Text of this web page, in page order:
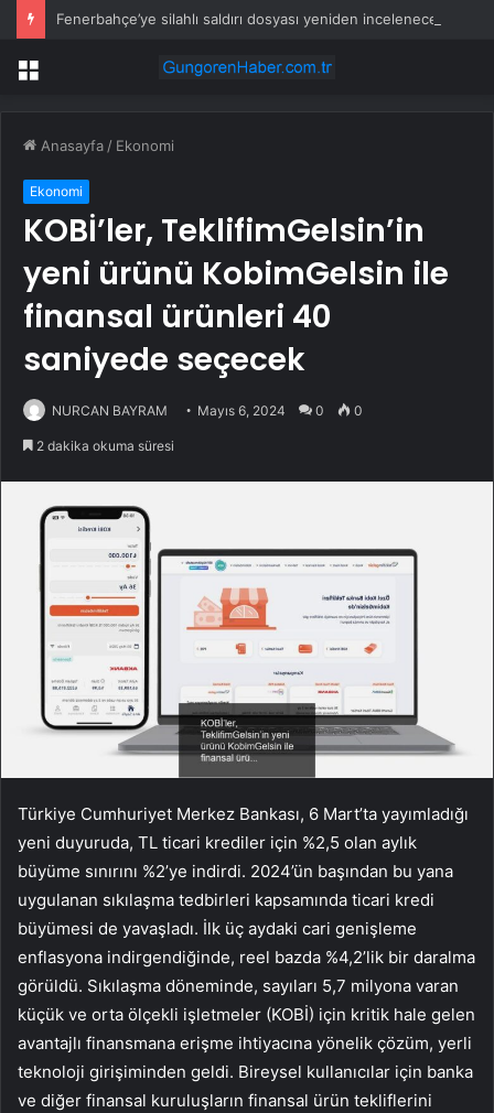
Fenerbahçe’ye silahlı saldırı dosyası yeniden incelenecek
Menü
Anasayfa / Ekonomi
Ekonomi
KOBİ’ler, TeklifimGelsin’in
yeni ürünü KobimGelsin ile
finansal ürünleri 40
saniyede seçecek
NURCAN BAYRAM Mayıs 6, 2024 0 0
2 dakika okuma süresi
Türkiye Cumhuriyet Merkez Bankası, 6 Mart’ta yayımladığı
yeni duyuruda, TL ticari krediler için %2,5 olan aylık
büyüme sınırını %2’ye indirdi. 2024’ün başından bu yana
uygulanan sıkılaşma tedbirleri kapsamında ticari kredi
büyümesi de yavaşladı. İlk üç aydaki cari genişleme
enflasyona indirgendiğinde, reel bazda %4,2’lik bir daralma
görüldü. Sıkılaşma döneminde, sayıları 5,7 milyona varan
küçük ve orta ölçekli işletmeler (KOBİ) için kritik hale gelen
avantajlı finansmana erişme ihtiyacına yönelik çözüm, yerli
teknoloji girişiminden geldi. Bireysel kullanıcılar için banka
ve diğer finansal kuruluşların finansal ürün tekliflerini